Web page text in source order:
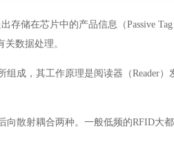
存储在芯片中的产品信息（Passive Tag
数据处理。
组成，其工作原理是阅读器（Reader）
向散射耦合两种。一般低频的RFID大